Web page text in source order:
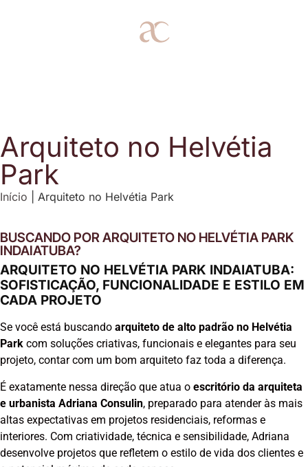
Arquiteto no Helvétia
Park
Início Arquiteto no Helvétia Park
BUSCANDO POR ARQUITETO NO HELVÉTIA PARK
INDAIATUBA?
ARQUITETO NO HELVÉTIA PARK INDAIATUBA:
SOFISTICAÇÃO, FUNCIONALIDADE E ESTILO EM
CADA PROJETO
Se você está buscando arquiteto de alto padrão no Helvétia
Park com soluções criativas, funcionais e elegantes para seu
projeto, contar com um bom arquiteto faz toda a diferença.
É exatamente nessa direção que atua o escritório da arquiteta
e urbanista Adriana Consulin, preparado para atender às mais
altas expectativas em projetos residenciais, reformas e
interiores. Com criatividade, técnica e sensibilidade, Adriana
desenvolve projetos que refletem o estilo de vida dos clientes e